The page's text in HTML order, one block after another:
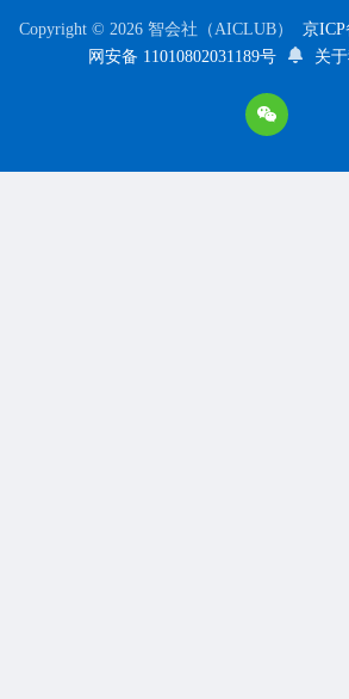
Copyright © 2026 智会社（AICLUB） 京ICP
网安备 11010802031189号
关